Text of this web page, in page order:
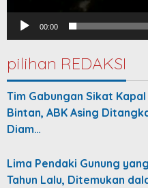
00:00
pilihan REDAKSI
Tim Gabungan Sikat
Bintan, ABK Asing
Diam…
Lima Pendaki Gunung
Tahun Lalu, Ditemukan